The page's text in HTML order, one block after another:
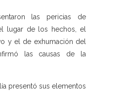
las pericias de
lugar de los hechos, el
y el de exhumación del
las causas de la
presentó sus elementos